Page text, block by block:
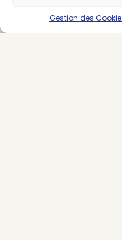
Gestion des